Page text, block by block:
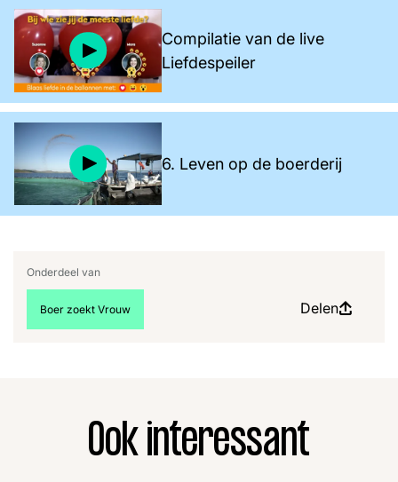
Compilatie van de live
Liefdespeiler
6. Leven op de boerderij
Onderdeel van
Bekijk meer artikelen over:
Boer zoekt Vrouw Delen
Ook interessant